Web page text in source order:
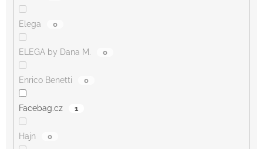
Elega 0
ELEGA by Dana M. 0
Enrico Benetti 0
Facebag.cz 1
Hajn 0